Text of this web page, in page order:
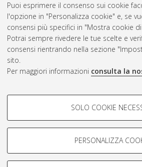
Puoi esprimere il consenso sui cookie
l'opzione in "Personalizza cookie" e, se
consensi più specifici in "Mostra cookie
Potrai sempre rivedere le tue scelte e
consensi rientrando nella sezione
sito.
Per maggiori informazioni consulta la
COOKIE DI PROFILAZIONE -
Si tratta di cookie utilizzati per
navigazione degli utenti, creare profili in
Mostra cookie di profilazione
SOLO COOKIE
PERSONALIZZA
Atom
Rss
2.0
AMS Acta
ISSN: 2038-7954
re3data.org -
doi.org/10.17616/R3P19R
Servizio implementato e
Impostazioni Cookie
repository